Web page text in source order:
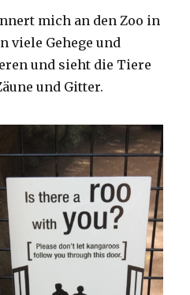
Perth
mich an den Zoo in
viele Gehege und
und sieht die Tiere
und Gitter.